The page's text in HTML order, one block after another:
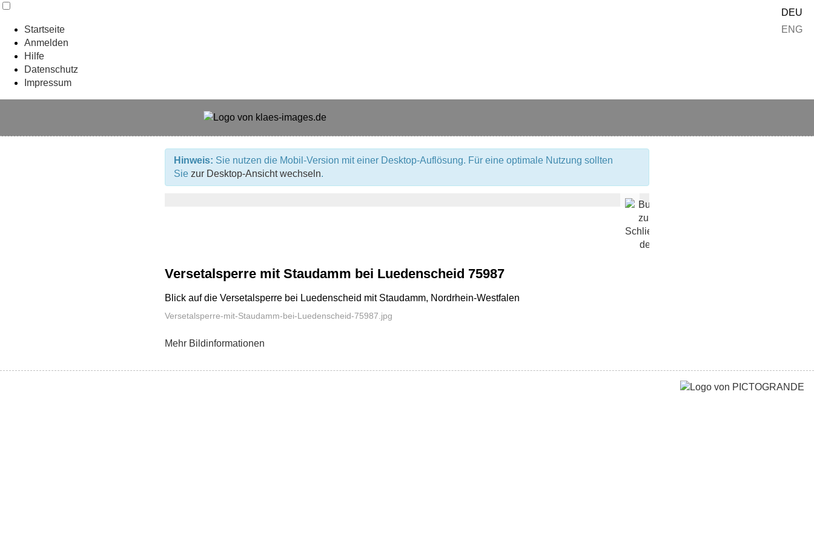
Startseite
Anmelden
Hilfe
Datenschutz
Impressum
DEU
ENG
Hinweis: Sie nutzen die Mobil-Version mit einer Desktop-Auflösung. Für eine optimale Nutzung sollten
Sie zur Desktop-Ansicht wechseln.
Versetalsperre mit Staudamm bei Luedenscheid 75987
Blick auf die Versetalsperre bei Luedenscheid mit Staudamm, Nordrhein-Westfalen
Versetalsperre-mit-Staudamm-bei-Luedenscheid-75987.jpg
Mehr Bildinformationen